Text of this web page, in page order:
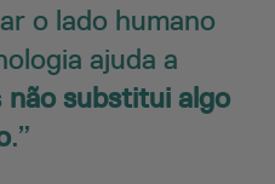
o lado humano
ajuda a
não substitui algo
.